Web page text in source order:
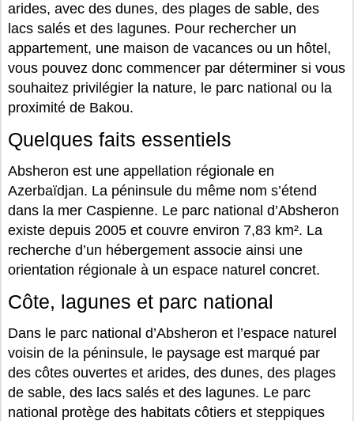
arides, avec des dunes, des plages de sable, des
lacs salés et des lagunes. Pour rechercher un
appartement, une maison de vacances ou un hôtel,
vous pouvez donc commencer par déterminer si vous
souhaitez privilégier la nature, le parc national ou la
proximité de Bakou.
Quelques faits essentiels
Absheron est une appellation régionale en
Azerbaïdjan. La péninsule du même nom s’étend
dans la mer Caspienne. Le parc national d’Absheron
existe depuis 2005 et couvre environ 7,83 km². La
recherche d’un hébergement associe ainsi une
orientation régionale à un espace naturel concret.
Côte, lagunes et parc national
Dans le parc national d’Absheron et l’espace naturel
voisin de la péninsule, le paysage est marqué par
des côtes ouvertes et arides, des dunes, des plages
de sable, des lacs salés et des lagunes. Le parc
national protège des habitats côtiers et steppiques